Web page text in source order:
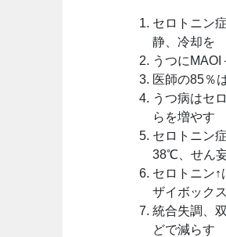
セロトニン
静、冷却を
うつに
医師の85％
うつ病はセ
らを増やす
セロトニン
38℃、せん
セロトニン↑
ザイボック
統合失調、
どで減らす